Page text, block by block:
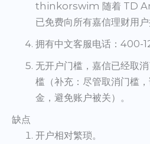
thinkorswim 随着 TD
已免费向所有嘉信理财用户
拥有中文客服电话：400-
无开户门槛，嘉信已经取
槛（补充：尽管取消门槛
金，避免账户被关）。
缺点
开户相对繁琐。